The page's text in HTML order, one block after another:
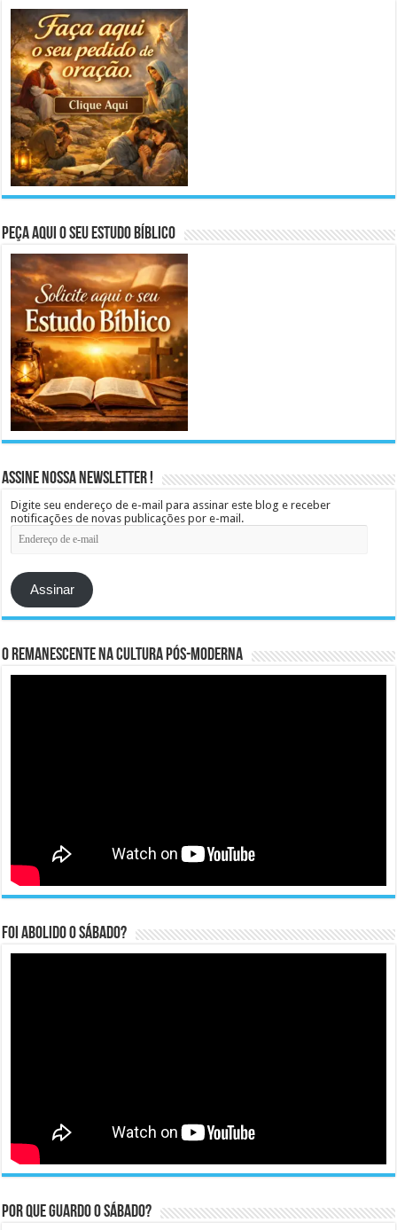
Peça aqui o seu Estudo Bíblico
Assine Nossa Newsletter !
Digite seu endereço de e-mail para assinar este blog e receber
notificações de novas publicações por e-mail.
Endereço
de
mail
Assinar
O remanescente na cultura pós-moderna
Foi abolido o sábado?
Por que guardo o Sábado?